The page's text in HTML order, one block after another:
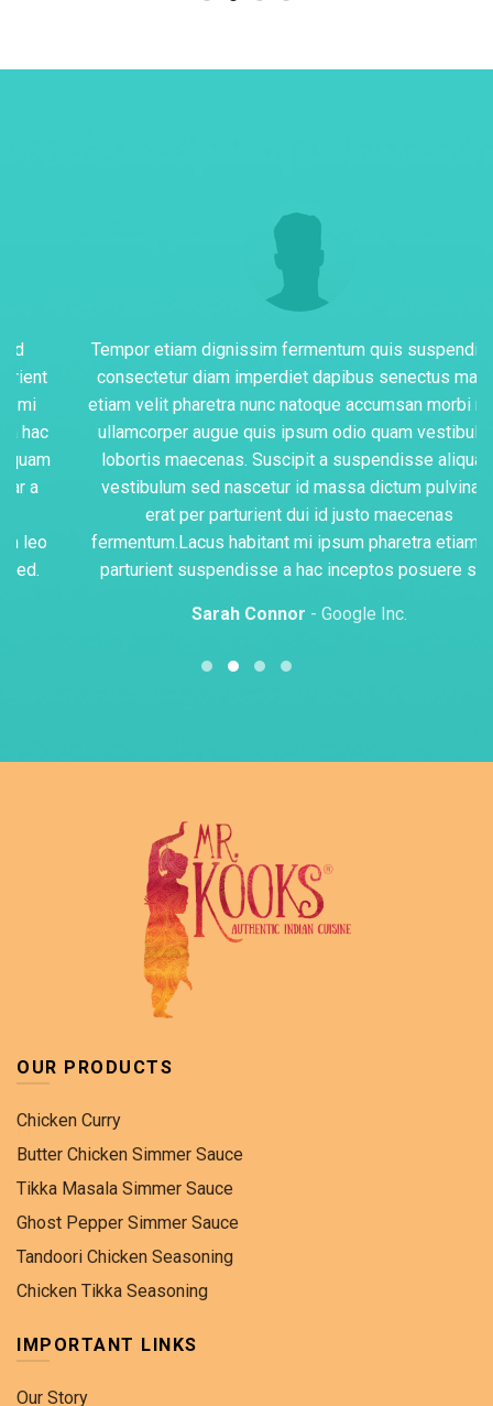
Tempor etiam dignissim fermentum quis suspendisse
consectetur diam imperdiet dapibus senectus mattis
etiam velit pharetra nunc natoque accumsan morbi nunc
ullamcorper augue quis ipsum odio quam vestibulum
lobortis maecenas. Suscipit a suspendisse aliquam
vestibulum sed nascetur id massa dictum pulvinar a
erat per parturient dui id justo maecenas
fermentum.Lacus habitant mi ipsum pharetra etiam leo
parturient suspendisse a hac inceptos posuere sed.
Sarah Connor Google Inc.
OUR PRODUCTS
Chicken Curry
Butter Chicken Simmer Sauce
Tikka Masala Simmer Sauce
Ghost Pepper Simmer Sauce
Tandoori Chicken Seasoning
Chicken Tikka Seasoning
IMPORTANT LINKS
Our Story